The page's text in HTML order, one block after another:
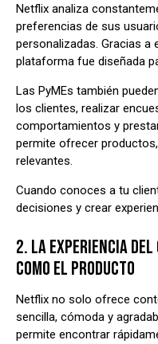
Netflix analiza
preferencias de sus
personalizadas. Gracias a
plataforma fue diseñada
Las PyMEs también
los clientes, realizar
comportamientos y
permite ofrecer
relevantes.
Cuando conoces a tu
decisiones y crear
2. LA EXPERIENCIA
COMO EL PRODUCTO
Netflix no solo ofrece
sencilla, cómoda y
permite encontrar